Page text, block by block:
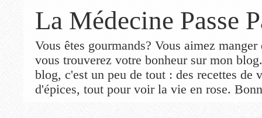
La Médecine Passe
Vous êtes gourmands? Vous aimez
vous trouverez votre bonheur sur mon
blog, c'est un peu de tout : des recettes de
d'épices, tout pour voir la vie en rose.